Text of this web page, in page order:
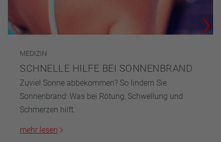
MEDIZIN
SCHNELLE HILFE BEI SONNENBRAND
Zuviel Sonne abbekommen? So lindern Sie
Sonnenbrand: Was bei Rötung, Schwellung und
Schmerzen hilft.
mehr lesen